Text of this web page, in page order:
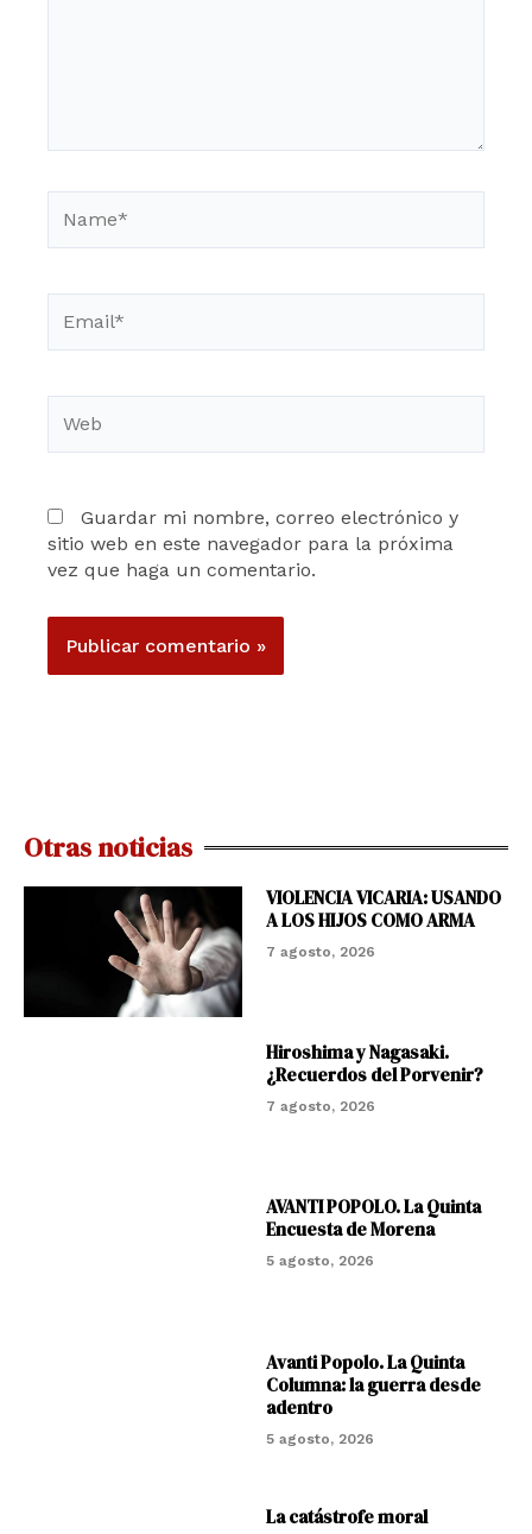
Guardar mi nombre, correo electrónico y
sitio web en este navegador para la próxima
vez que haga un comentario.
Otras noticias
VIOLENCIA VICARIA: USANDO
A LOS HIJOS COMO ARMA
7 agosto, 2026
Hiroshima y Nagasaki.
¿Recuerdos del Porvenir?
7 agosto, 2026
AVANTI POPOLO. La Quinta
Encuesta de Morena
5 agosto, 2026
Avanti Popolo. La Quinta
Columna: la guerra desde
adentro
5 agosto, 2026
La catástrofe moral